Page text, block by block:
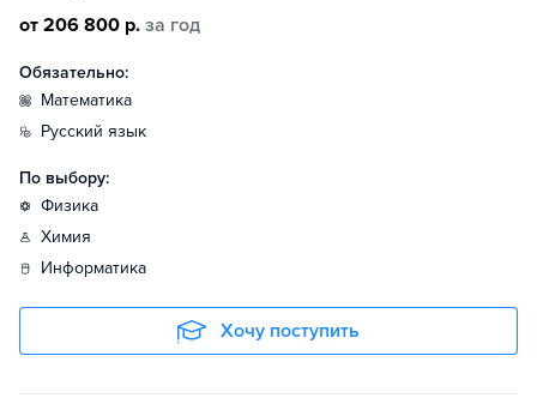
от 206 800 р. за год
Обязательно:
математика
русский язык
По выбору:
физика
химия
информатика
Хочу поступить